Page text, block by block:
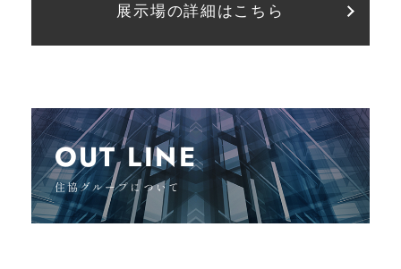
展示場の詳細はこちら
OUT LINE
住協グループについて